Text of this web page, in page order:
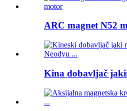
ARC magnet N52
Kina dobavljač